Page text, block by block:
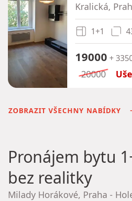
Kralická,
1+1
19000 +
20000
ZOBRAZIT VŠECHNY NABÍDKY
Pronájem bytu
bez realitky
Milady Horákové, Praha -